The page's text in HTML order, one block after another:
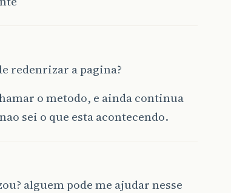
redenrizar a pagina?
o metodo, e ainda continua
sei o que esta acontecendo.
alguem pode me ajudar nesse